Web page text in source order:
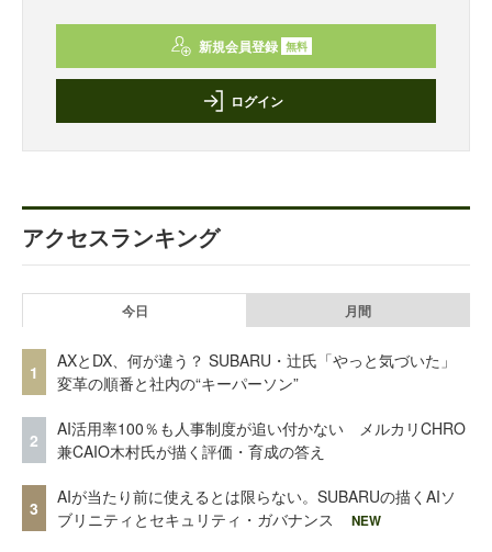
新規会員登録 無料
ログイン
アクセスランキング
今日 月間
1
AXとDX、何が違う？ SUBARU・辻氏「やっと気づいた」
変革の順番と社内の“キーパーソン”
2
AI活用率100％も人事制度が追い付かない メルカリCHRO
兼CAIO木村氏が描く評価・育成の答え
3
AIが当たり前に使えるとは限らない。SUBARUの描くAIソ
ブリニティとセキュリティ・ガバナンス
NEW